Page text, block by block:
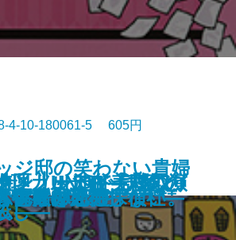
区 UNOで七億取り
グラン・コン編―
僕先生 零―
ろを見せてあげる
ジ邸の笑わない貴婦
ドと窓下のお嬢様
憶
スト殺人教室
4-10-180061-5 605円
ん
宇宙に期待しない。
・ノートII―試験と
し―
理カルテIV―悲恋の
―
偽りの恋心
―大神兄弟探偵社―
と呼ぶんだ
ン！～池谷美咲の演
祝福を